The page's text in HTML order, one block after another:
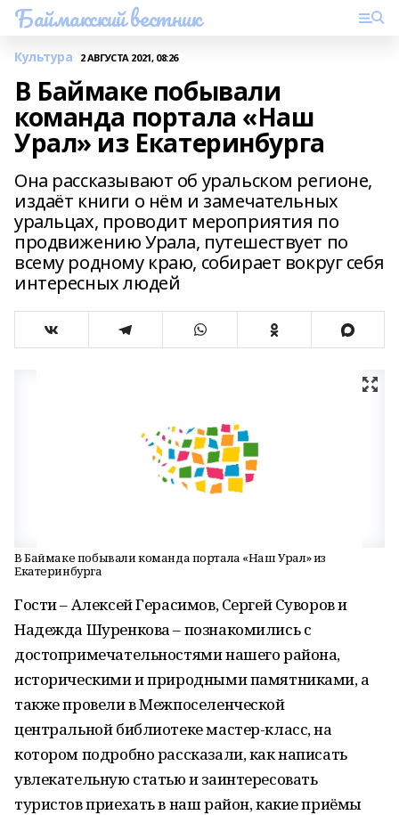
Баймакский вестник
Культура 2 АВГУСТА 2021, 08:26
В Баймаке побывали
команда портала «Наш
Урал» из Екатеринбурга
Она рассказывают об уральском регионе,
издаёт книги о нём и замечательных
уральцах, проводит мероприятия по
продвижению Урала, путешествует по
всему родному краю, собирает вокруг себя
интересных людей
В Баймаке побывали команда портала «Наш Урал» из
Екатеринбурга
Гости – Алексей Герасимов, Сергей Суворов и
Надежда Шуренкова – познакомились с
достопримечательностями нашего района,
историческими и природными памятниками, а
также провели в Межпоселенческой
центральной библиотеке мастер-класс, на
котором подробно рассказали, как написать
увлекательную статью и заинтересовать
туристов приехать в наш район, какие приёмы